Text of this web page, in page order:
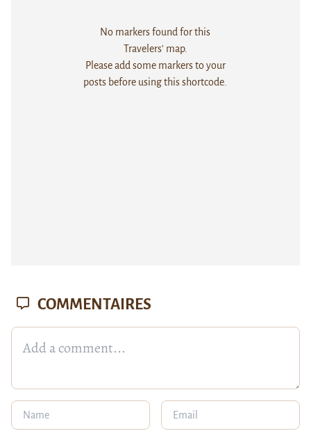
No markers found for this
Travelers' map.
Please add some markers to your
posts before using this shortcode.
COMMENTAIRES